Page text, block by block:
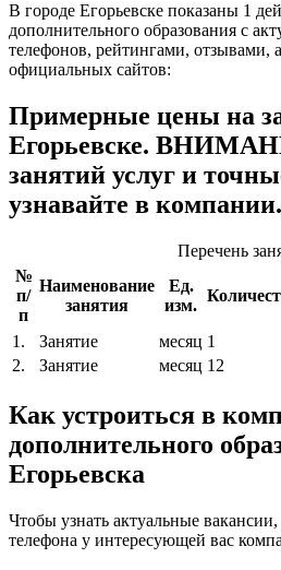
В городе Егорьевске показаны 1
дополнительного образования с
телефонов, рейтингами, отзывами,
официальных сайтов:
Примерные цены на
Егорьевске.
занятий услуг и
узнавайте в компании.
Перечень
№
п/
п
Наименование
занятия
Ед.
изм.
1.
Занятие месяц 1
2.
Занятие месяц 12
Как устроиться в
дополнительного
Егорьевска
Чтобы узнать актуальные
телефона у интересующей вас